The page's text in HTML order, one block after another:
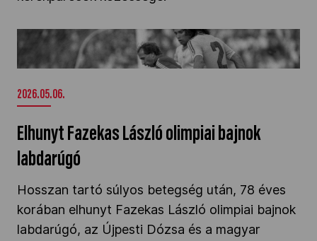
Elhunyt Fazekas László olimpiai bajnok
labdarúgó" />
2026.05.06.
Elhunyt Fazekas László olimpiai bajnok
labdarúgó
Hosszan tartó súlyos betegség után, 78 éves
korában elhunyt Fazekas László olimpiai bajnok
labdarúgó, az Újpesti Dózsa és a magyar